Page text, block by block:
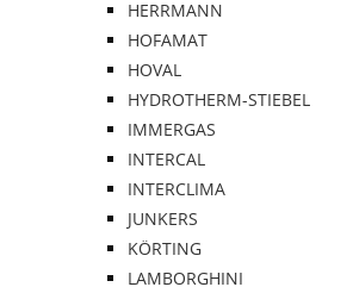
HERRMANN
HOFAMAT
HOVAL
HYDROTHERM-STIEBEL
IMMERGAS
INTERCAL
INTERCLIMA
JUNKERS
KÖRTING
LAMBORGHINI